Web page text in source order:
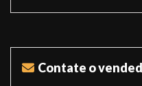
Contate o